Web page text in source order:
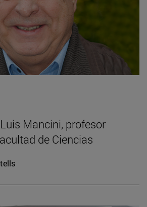
Mancini, profesor
de Ciencias